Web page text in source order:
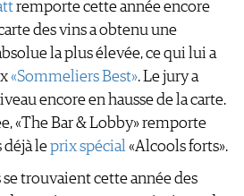
remporte cette année encore
des vins a obtenu une
la plus élevée, ce qui lui a
«Sommeliers Best». Le jury a
encore en hausse de la carte.
«The Bar & Lobby» remporte
leprix spécial«Alcools forts».
trouvaient cette année des